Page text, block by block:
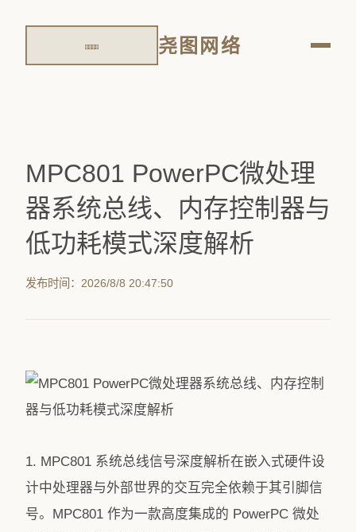
尧图网络
MPC801 PowerPC微处理
器系统总线、内存控制器与
低功耗模式深度解析
发布时间：2026/8/8 20:47:50
1. MPC801 系统总线信号深度解析在嵌入式硬件设
计中处理器与外部世界的交互完全依赖于其引脚信
号。MPC801 作为一款高度集成的 PowerPC 微处